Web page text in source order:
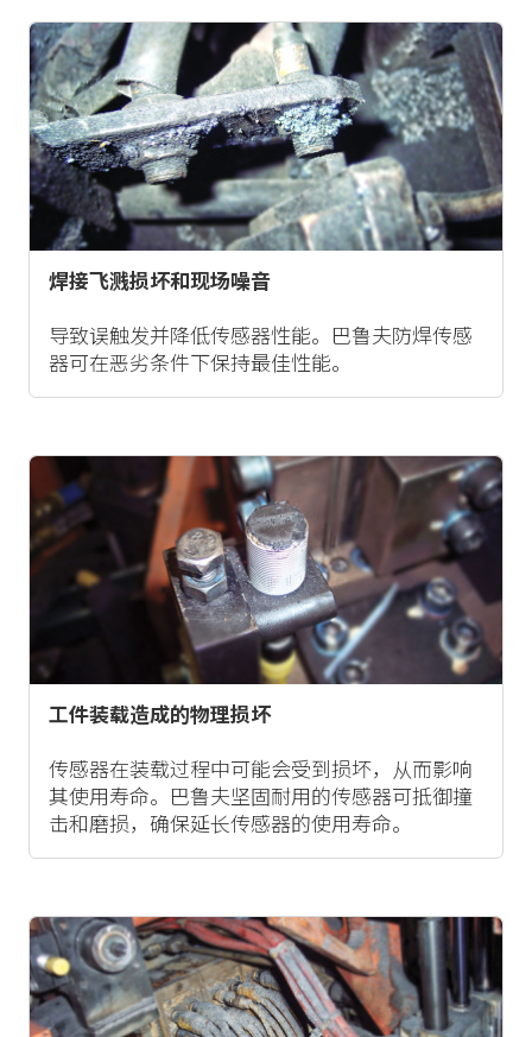
焊接飞溅损坏和现场噪音
导致误触发并降低传感器性能。巴鲁夫防焊传感
器可在恶劣条件下保持最佳性能。
工件装载造成的物理损坏
传感器在装载过程中可能会受到损坏，从而影响
其使用寿命。巴鲁夫坚固耐用的传感器可抵御撞
击和磨损，确保延长传感器的使用寿命。